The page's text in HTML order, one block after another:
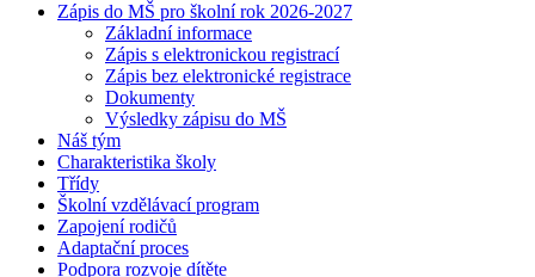
Zápis do MŠ pro školní rok 2026-2027
Základní informace
Zápis s elektronickou registrací
Zápis bez elektronické registrace
Dokumenty
Výsledky zápisu do MŠ
Náš tým
Charakteristika školy
Třídy
Školní vzdělávací program
Zapojení rodičů
Adaptační proces
Podpora rozvoje dítěte